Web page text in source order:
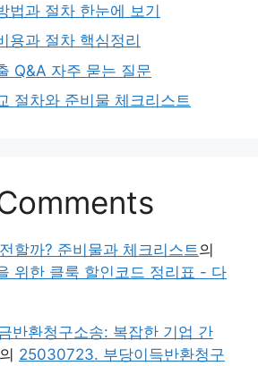
법과 절차 한눈에 보기
용과 절차 핵심정리
Q&A 자주 묻는 질문
절차와 준비물 체크리스트
할까? 준비물과 체크리스트의
위한 클룩 할인코드 정리표 - 다
반환청구소송: 복잡한 기업 간
의 25030723. 부당이득반환청구